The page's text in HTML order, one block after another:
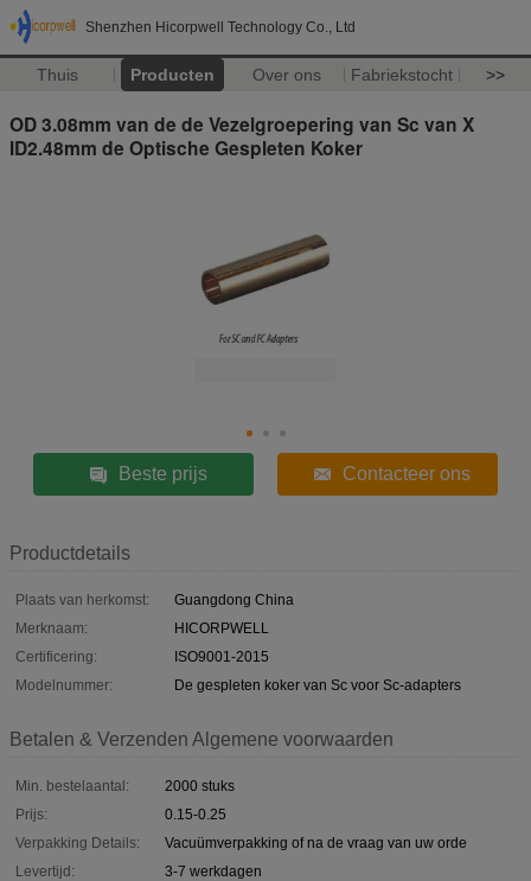
Shenzhen Hicorpwell Technology Co., Ltd
Thuis Producten Over ons Fabriekstocht >>
OD 3.08mm van de de Vezelgroepering van Sc van X
ID2.48mm de Optische Gespleten Koker
Beste prijs Contacteer ons
Productdetails
Plaats van herkomst:
Guangdong China
Merknaam:
HICORPWELL
Certificering:
ISO9001-2015
Modelnummer:
De gespleten koker van Sc voor Sc-adapters
Betalen & Verzenden Algemene voorwaarden
Min. bestelaantal:
2000 stuks
Prijs:
0.15-0.25
Verpakking Details:
Vacuümverpakking of na de vraag van uw orde
Levertijd:
3-7 werkdagen